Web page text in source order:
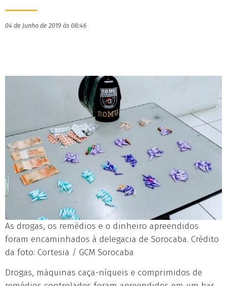
04 de Junho de 2019 às 08:46
As drogas, os remédios e o dinheiro apreendidos
foram encaminhados à delegacia de Sorocaba. Crédito
da foto: Cortesia / GCM Sorocaba
Drogas, máquinas caça-níqueis e comprimidos de